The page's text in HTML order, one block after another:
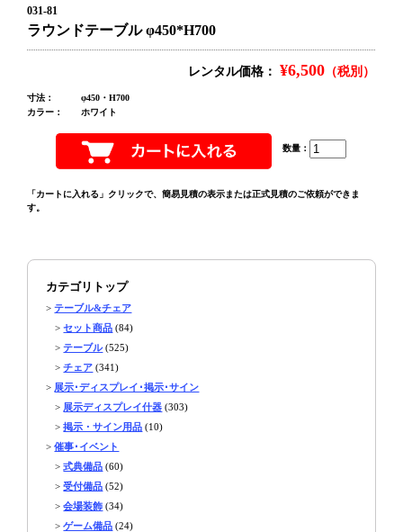
031-81
ラウンドテーブル φ450*H700
レンタル価格： ¥6,500 （税別）
寸法：
φ450・H700
カラー：
ホワイト
数量：
「カートに入れる」クリックで、簡易見積の表示または正式見積のご依頼ができま
す。
カテゴリトップ
>テーブル&チェア
>セット商品 (84)
>テーブル(525)
>チェア (341)
> 展示･ディスプレイ･掲示･サイン
> 展示ディスプレイ什器 (303)
>掲示・サイン用品 (10)
>催事･イベント
>式典備品 (60)
>受付備品 (52)
>会場装飾 (34)
>ゲーム備品 (24)